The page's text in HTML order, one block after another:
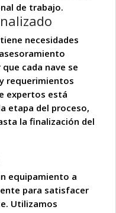
de trabajo.
necesidades
asesoramiento
cada nave se
requerimientos
expertos está
etapa del proceso,
la finalización del
equipamiento a
para satisfacer
Utilizamos